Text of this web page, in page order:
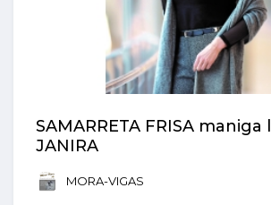
SAMARRETA FRISA maniga
JANIRA
MORA-VIGAS